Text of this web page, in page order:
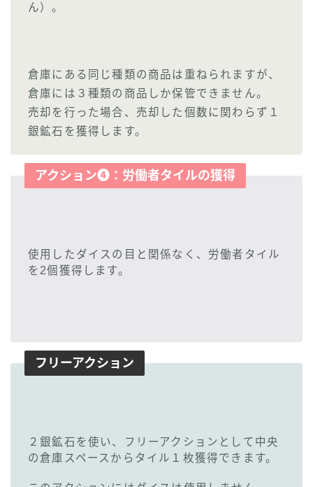
ん）。
倉庫にある同じ種類の商品は重ねられますが、
倉庫には３種類の商品しか保管できません。
売却を行った場合、売却した個数に関わらず１
銀鉱石を獲得します。
アクション❹：労働者タイルの獲得
使用したダイスの目と関係なく、労働者タイル
を2個獲得します。
フリーアクション
２銀鉱石を使い、フリーアクションとして中央
の倉庫スペースからタイル１枚獲得できます。